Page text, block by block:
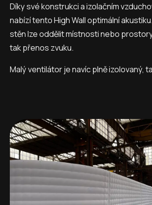
Díky své konstrukci a izolačním
nabízí tento High Wall optimální
stěn lze oddělit místnosti nebo
tak přenos zvuku.
Malý ventilátor je navíc plně izolovaný,